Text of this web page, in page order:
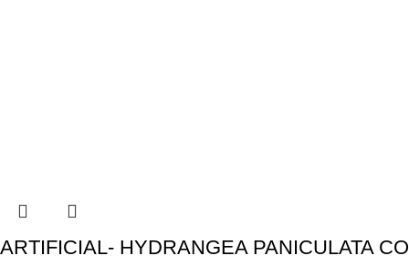
ARTIFICIAL- HYDRANGEA PANICULATA